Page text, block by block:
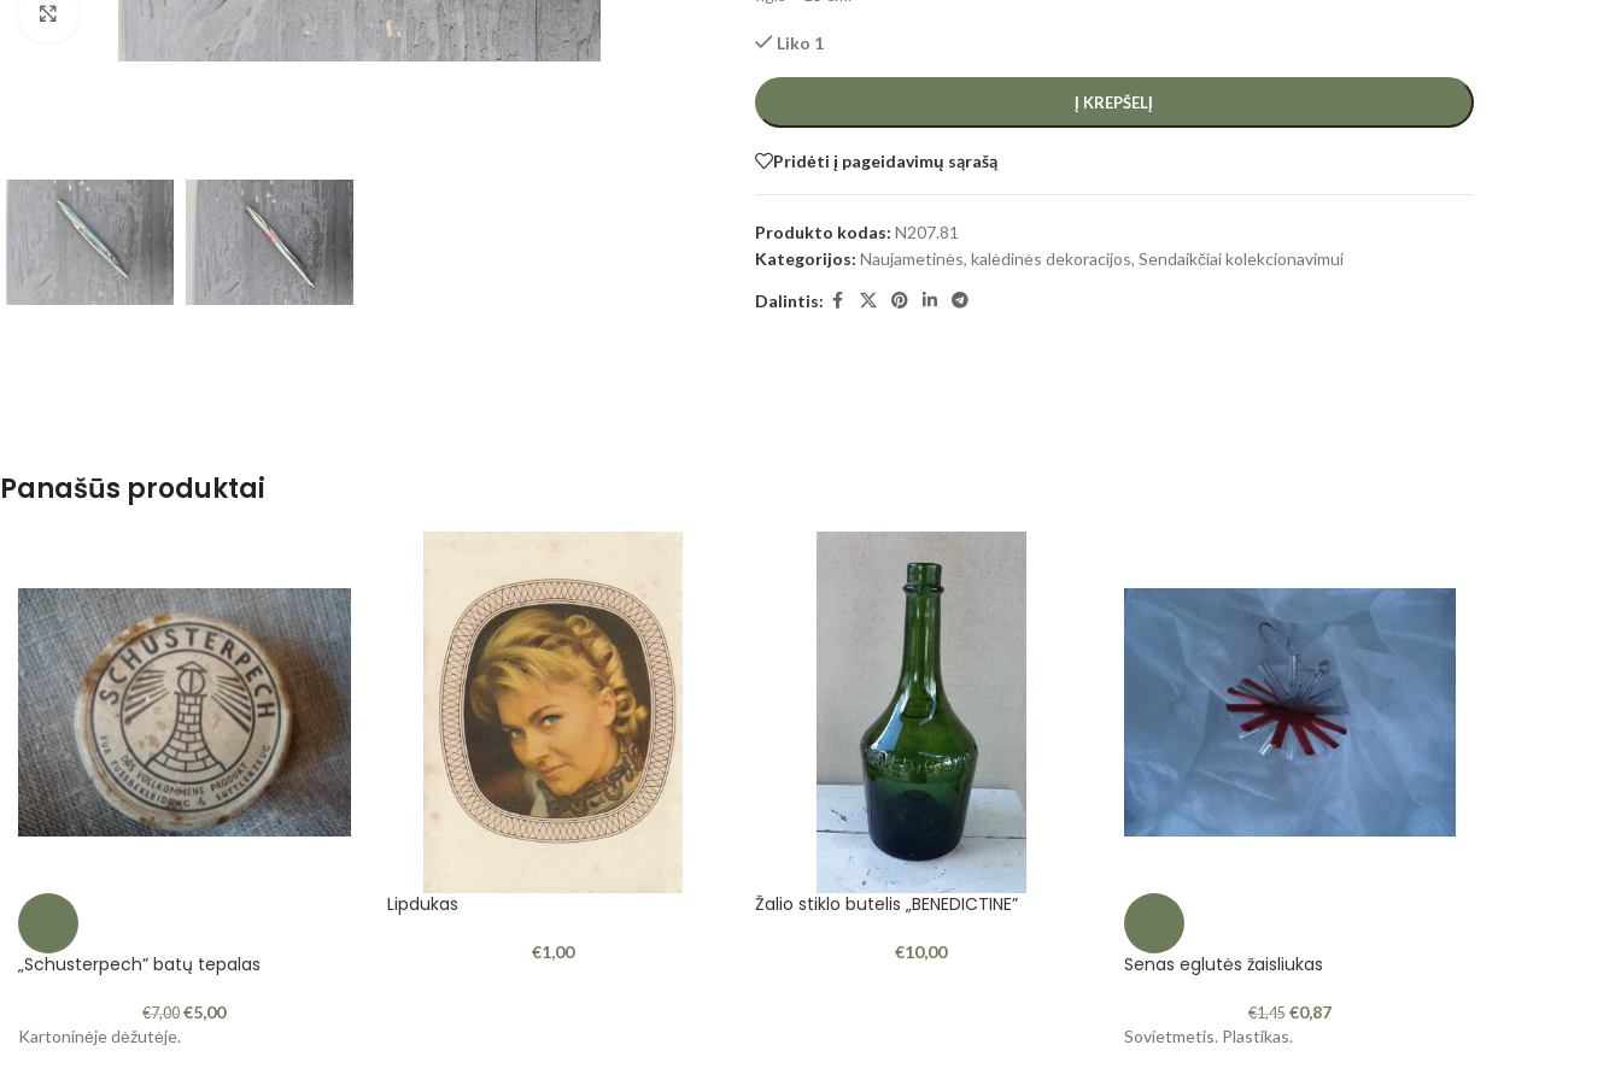
Spustelėkite, kad padidintumėte
Liko 1
Į KREPŠELĮ
Pridėti į pageidavimų sąrašą
Produkto kodas: N207.81
Kategorijos: Naujametinės, kalėdinės dekoracijos, Sendaikčiai kolekcionavimui
Dalintis:
Panašūs produktai
„Schusterpech” batų tepalas
€7,00 €5,00
Kartoninėje dėžutėje.
Lipdukas
€1,00
Žalio stiklo butelis „BENEDICTINE”
€10,00
Senas eglutės žaisliukas
€1,45 €0,87
Sovietmetis. Plastikas.